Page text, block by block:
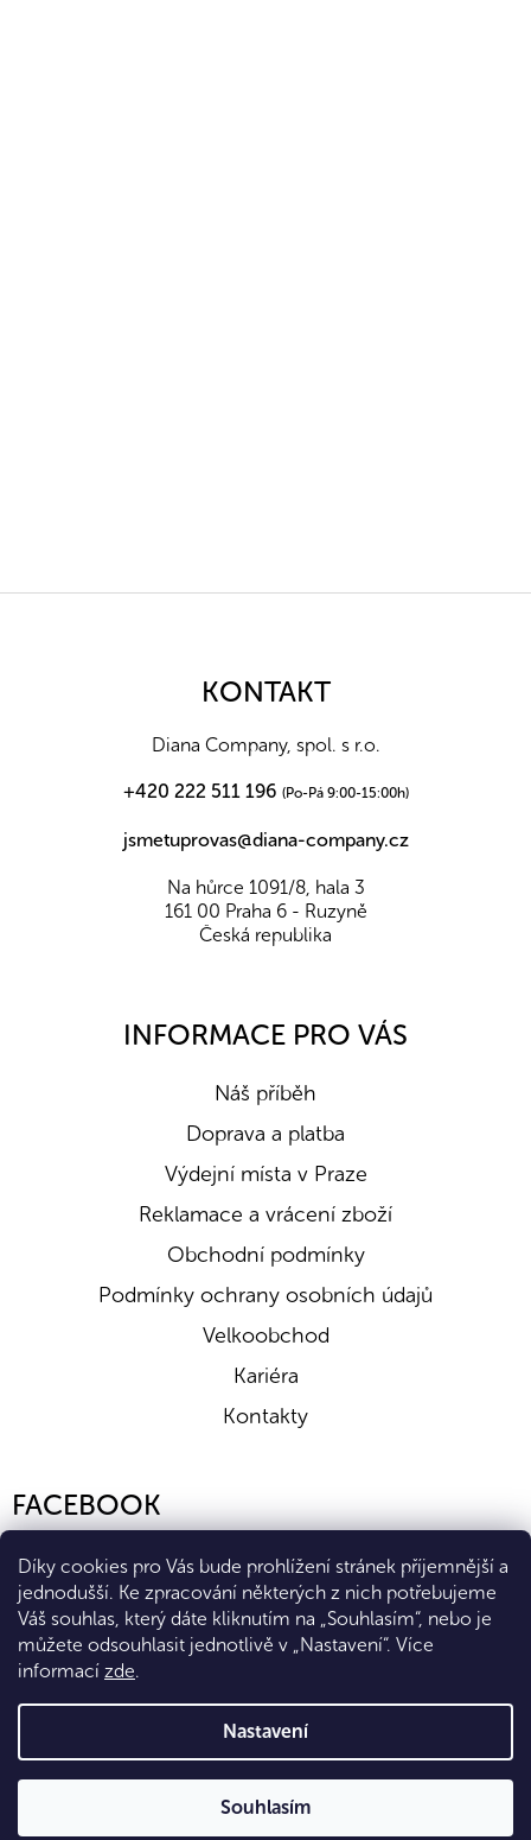
Díky cookies pro Vás bude prohlížení stránek příjemnější a
jednodušší. Ke zpracování některých z nich potřebujeme
Váš souhlas, který dáte kliknutím na „Souhlasím“, nebo je
můžete odsouhlasit jednotlivě v „Nastavení“. Více
informací zde.
Nastavení
Souhlasím
KONTAKT
Diana Company, spol. s r.o.
+420 222 511 196 (Po-Pá 9:00-15:00h)
jsmetuprovas@diana-company.cz
Na hůrce 1091/8, hala 3
161 00 Praha 6 - Ruzyně
Česká republika
INFORMACE PRO VÁS
Náš příběh
Doprava a platba
Výdejní místa v Praze
Reklamace a vrácení zboží
Obchodní podmínky
Podmínky ochrany osobních údajů
Velkoobchod
Kariéra
Kontakty
FACEBOOK
Vytvořil Shoptet Premium
Copyright 2026Eshop Diana Company, spol. s r.o.. Všechna
práva vyhrazena.